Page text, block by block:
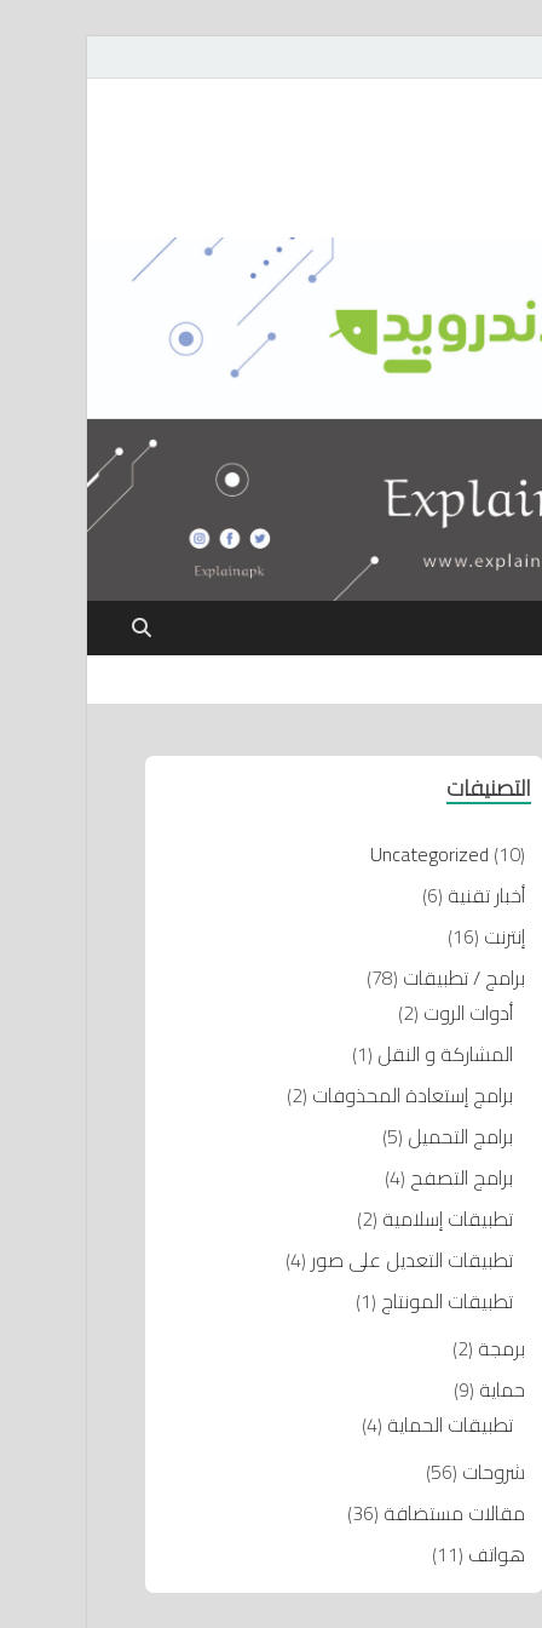
التصنيفات
Uncategorized (10)
أخبار تقنية (6)
إنترنت (16)
برامج / تطبيقات (78)
أدوات الروت (2)
المشاركة و النقل (1)
برامج إستعادة المحذوفات (2)
برامج التحميل (5)
برامج التصفح (4)
تطبيقات إسلامية (2)
تطبيقات التعديل على صور (4)
تطبيقات المونتاج (1)
برمجة (2)
حماية (9)
تطبيقات الحماية (4)
شروحات (56)
مقالات مستضافة (36)
هواتف (11)